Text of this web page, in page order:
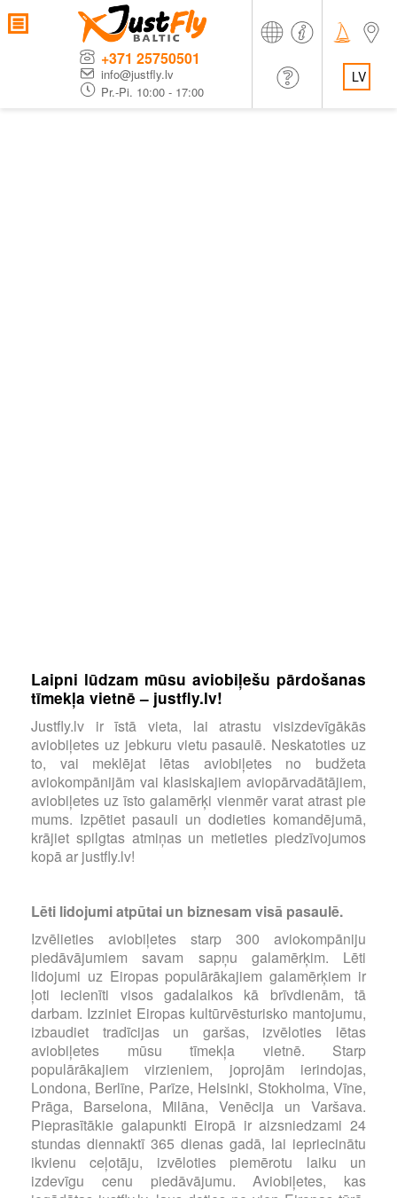
+371 25750501
info@justfly.lv
Pr.-Pi. 10:00 - 17:00
LV
Laipni lūdzam mūsu aviobiļešu pārdošanas
tīmekļa vietnē – justfly.lv!
Justfly.lv ir īstā vieta, lai atrastu visizdevīgākās
aviobiļetes uz jebkuru vietu pasaulē. Neskatoties uz
to, vai meklējat lētas aviobiļetes no budžeta
aviokompānijām vai klasiskajiem aviopārvadātājiem,
aviobiļetes uz īsto galamērķi vienmēr varat atrast pie
mums. Izpētiet pasauli un dodieties komandējumā,
krājiet spilgtas atmiņas un metieties piedzīvojumos
kopā ar justfly.lv!
Lēti lidojumi atpūtai un biznesam visā pasaulē.
Izvēlieties aviobiļetes starp 300 aviokompāniju
piedāvājumiem savam sapņu galamērķim. Lēti
lidojumi uz Eiropas populārākajiem galamērķiem ir
ļoti iecienīti visos gadalaikos kā brīvdienām, tā
darbam. Izziniet Eiropas kultūrvēsturisko mantojumu,
izbaudiet tradīcijas un garšas, izvēloties lētas
aviobiļetes mūsu tīmekļa vietnē. Starp
populārākajiem virzieniem, joprojām ierindojas,
Londona, Berlīne, Parīze, Helsinki, Stokholma, Vīne,
Prāga, Barselona, Milāna, Venēcija un Varšava.
Pieprasītākie galapunkti Eiropā ir aizsniedzami 24
stundas diennaktī 365 dienas gadā, lai iepriecinātu
ikvienu ceļotāju, izvēloties piemērotu laiku un
izdevīgu cenu piedāvājumu. Aviobiļetes, kas